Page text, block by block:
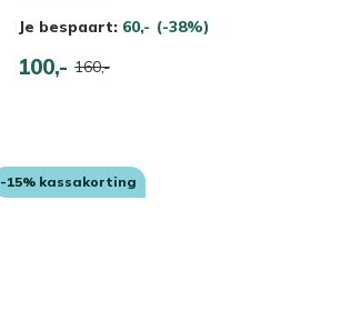
Je bespaart: 60,- (-38%)
100,- 160,-
-15% kassakorting